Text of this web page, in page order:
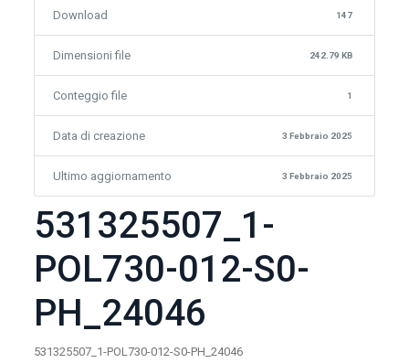
Download 147
Dimensioni file 242.79 KB
Conteggio file 1
Data di creazione 3 Febbraio 2025
Ultimo aggiornamento 3 Febbraio 2025
531325507_1-
POL730-012-S0-
PH_24046
531325507_1-POL730-012-S0-PH_24046